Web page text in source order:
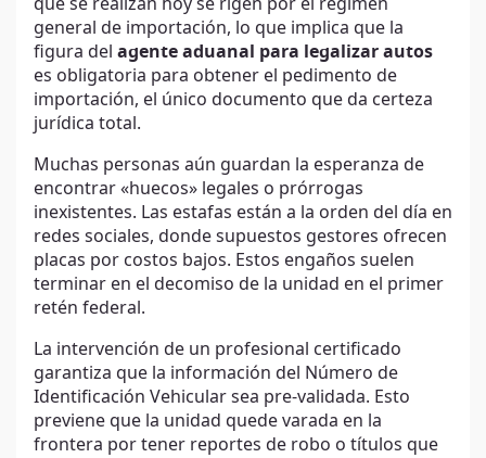
que se realizan hoy se rigen por el régimen
general de importación, lo que implica que la
figura del agente aduanal para legalizar autos
es obligatoria para obtener el pedimento de
importación, el único documento que da certeza
jurídica total.
Muchas personas aún guardan la esperanza de
encontrar «huecos» legales o prórrogas
inexistentes. Las estafas están a la orden del día en
redes sociales, donde supuestos gestores ofrecen
placas por costos bajos. Estos engaños suelen
terminar en el decomiso de la unidad en el primer
retén federal.
La intervención de un profesional certificado
garantiza que la información del Número de
Identificación Vehicular sea pre-validada. Esto
previene que la unidad quede varada en la
frontera por tener reportes de robo o títulos que